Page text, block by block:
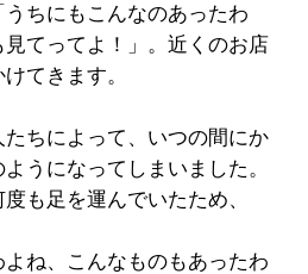
ちにもこんなのあったわ
てってよ！」。近くのお店
てきます。
ちによって、いつの間にか
うになってしまいました。
も足を運んでいたため、
よね、こんなものもあったわ